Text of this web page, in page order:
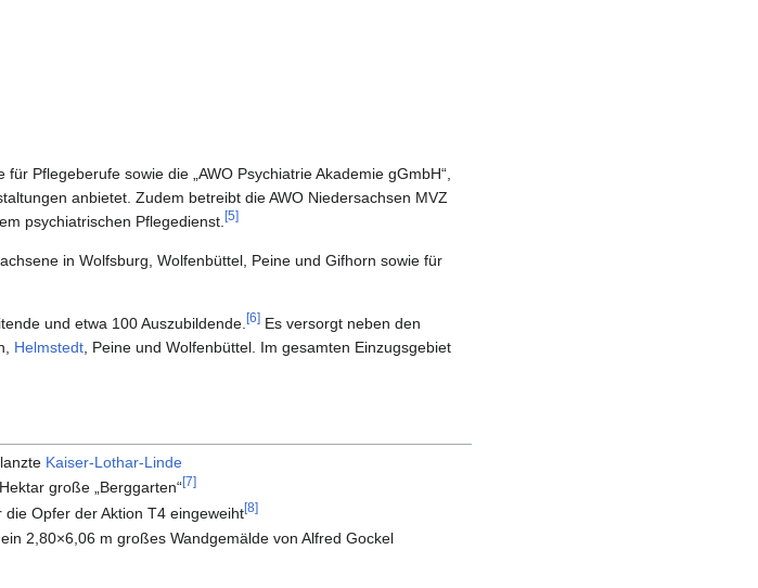
Pflegeberufe sowie die „AWO Psychiatrie Akademie gGmbH“,
anbietet. Zudem betreibt die AWO Niedersachsen MVZ
psychiatrischen Pflegedienst. [5]
in Wolfsburg, Wolfenbüttel, Peine und Gifhorn sowie für
und etwa 100 Auszubildende. [6] Es versorgt neben den
Helmstedt , Peine und Wolfenbüttel. Im gesamten Einzugsgebiet
Kaiser-Lothar-Linde
große „Berggarten“[7]
Opfer der Aktion T4 eingeweiht[8]
ein 2,80×6,06 m großes Wandgemälde von Alfred Gockel